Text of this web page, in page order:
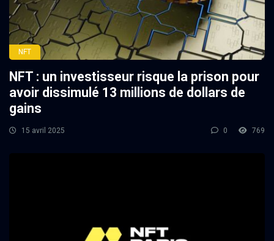
NFT
NFT : un investisseur risque la prison pour
avoir dissimulé 13 millions de dollars de
gains
15 avril 2025 0 769